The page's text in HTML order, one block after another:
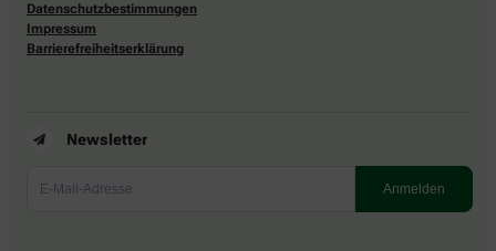
Datenschutzbestimmungen
Impressum
Barrierefreiheitserklärung
Newsletter